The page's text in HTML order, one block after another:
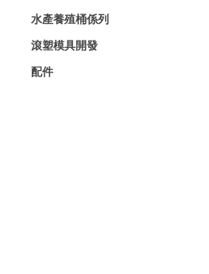
水產養殖桶係列
滾塑模具開發
配件